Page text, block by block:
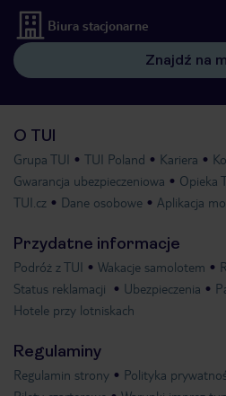
Biura stacjonarne
Znajdź na
O TUI
Grupa TUI TUI Poland Kariera
Gwarancja ubezpieczeniowa
Opieka
TUI.cz
Dane osobowe Aplikacja
Przydatne informacje
Podróż z TUI Wakacje samolotem
Status reklamacji
Ubezpieczenia
Hotele przy lotniskach
Regulaminy
Regulamin strony Polityka